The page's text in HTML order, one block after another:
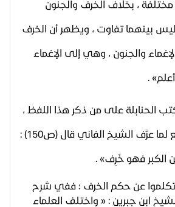
، بخلاف الخرف والجنون
بينهما تفاوت ، ويظهر أن الخرف
والجنون ، وهي إلى الإغماء
.
الحنابلة على من ذكر هذا اللفظ ،
إلا أن صاحب المطلع لما عرَّف الشيخ الفاني قال (ص150) :
الكبر فهو خَرِف» .
عن حكم الخرف ؛ ففي شرح
ابن جبرين : « واختلف العلماء